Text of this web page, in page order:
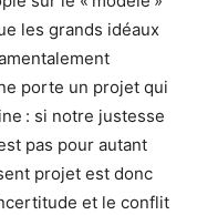
les grands idéaux
porte un projet qui
: si notre justesse
pas pour autant
projet est donc
et le conflit